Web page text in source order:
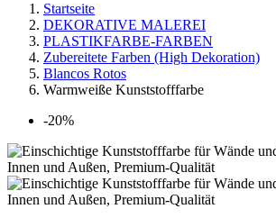
Startseite
DEKORATIVE MALEREI
PLASTIKFARBE-FARBEN
Zubereitete Farben (High Dekoration)
Blancos Rotos
Warmweiße Kunststofffarbe
-20%